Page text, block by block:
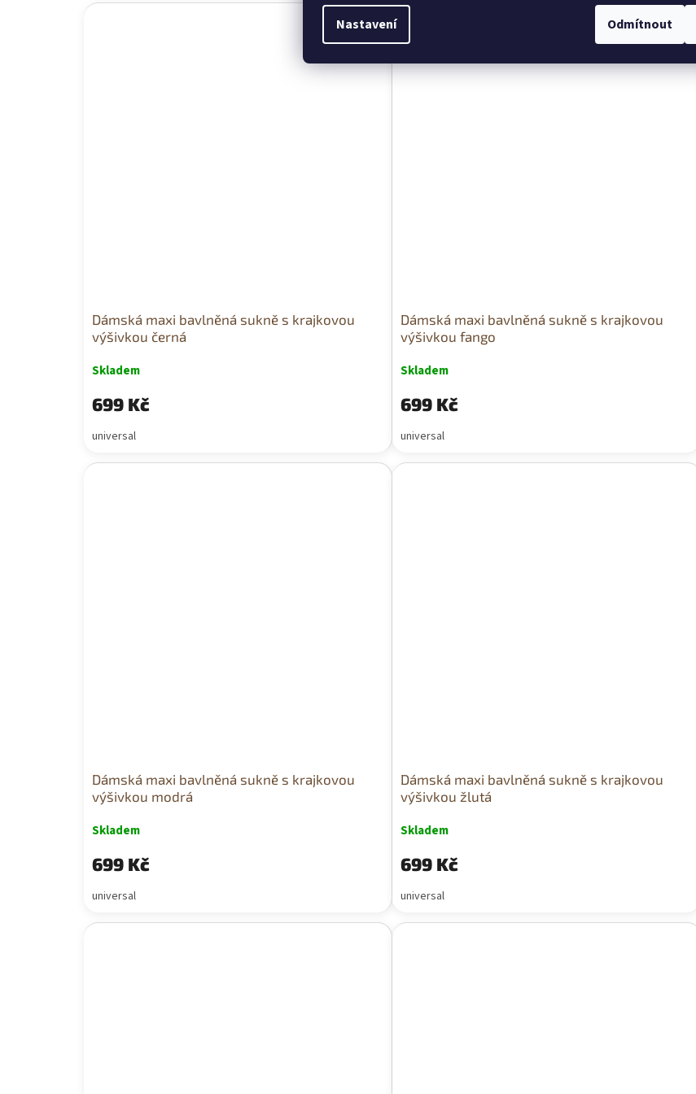
Nastavení Odmítnout
Dámská maxi bavlněná sukně s krajkovou
výšivkou černá
Skladem
699 Kč
universal
Dámská maxi bavlněná sukně s krajkovou
výšivkou fango
Skladem
699 Kč
universal
Dámská maxi bavlněná sukně s krajkovou
výšivkou modrá
Skladem
699 Kč
universal
Dámská maxi bavlněná sukně s krajkovou
výšivkou žlutá
Skladem
699 Kč
universal